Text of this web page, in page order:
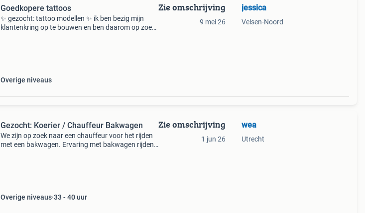
Goedkopere tattoos
✨ gezocht: tattoo modellen ✨ ik ben bezig mijn
klantenkring op te bouwen en ben daarom op zoek
Overige niveaus
Zie omschrijving
9 mei 26
jessica
Velsen-Noord
Gezocht: Koerier / Chauffeur Bakwagen
We zijn op zoek naar een chauffeur voor het rijden
met een bakwagen. Ervaring met bakwagen rijden
Overige niveaus 33 - 40 uur
Zie omschrijving
1 jun 26
wea
Utrecht